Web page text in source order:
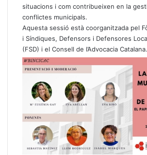
situacions i com contribueixen en la
conflictes municipals.
Aquesta sessió està coorganitzada pel
i Síndiques, Defensors i Defensores
(FSD) i el Consell de l’Advocacia Catalana.